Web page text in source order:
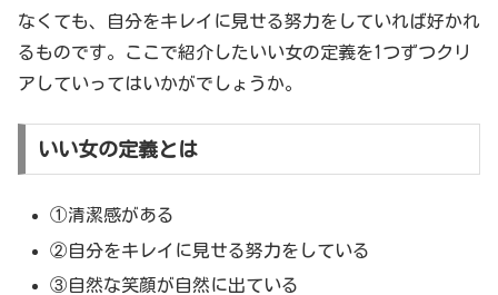
なくても、自分をキレイに見せる努力をしていれば好かれ
るものです。ここで紹介したいい女の定義を1つずつクリ
アしていってはいかがでしょうか。
いい女の定義とは
①清潔感がある
②自分をキレイに見せる努力をしている
③自然な笑顔が自然に出ている